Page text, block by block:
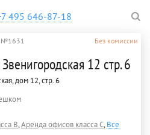
495 646-87-18
№1631 Без комиссии
12 стр. 6
дом 12, стр. 6
B,Аренда офисов класса C,Все